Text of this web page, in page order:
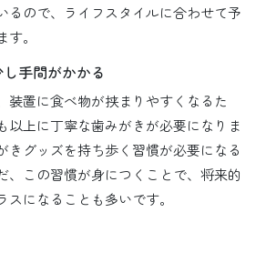
るので、ライフスタイルに合わせて予
。
手間がかかる
装置に食べ物が挟まりやすくなるた
以上に丁寧な歯みがきが必要になりま
きグッズを持ち歩く習慣が必要になる
、この習慣が身につくことで、将来的
になることも多いです。